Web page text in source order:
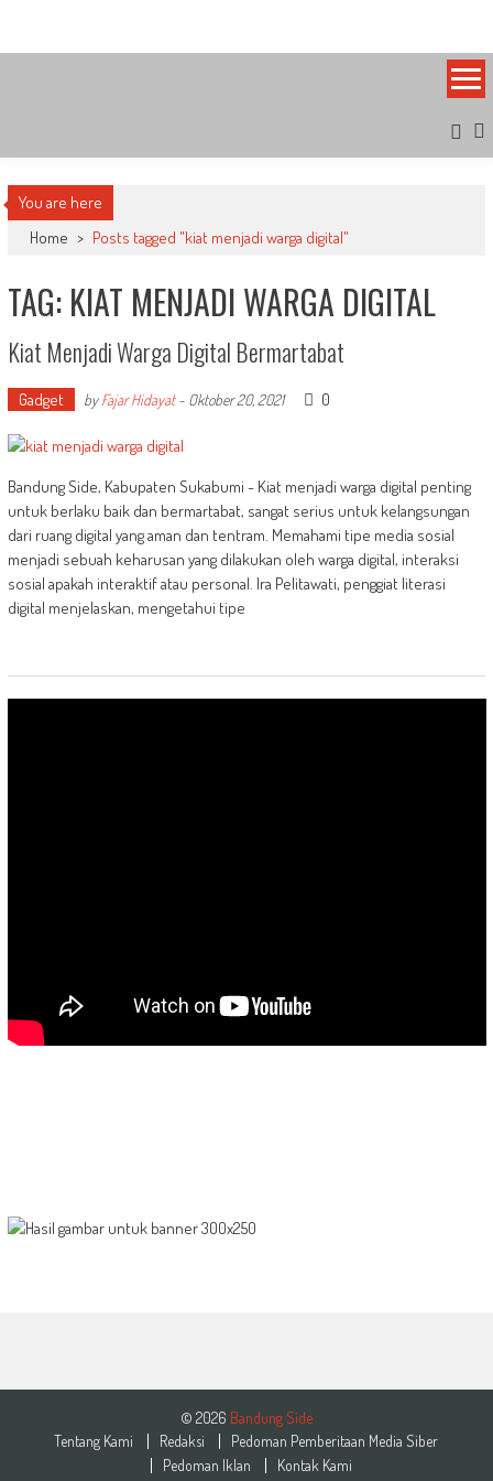
content
You are here
Home > Posts tagged "kiat menjadi warga digital"
TAG: KIAT MENJADI WARGA DIGITAL
Kiat Menjadi Warga Digital Bermartabat
Gadget byFajar Hidayat- Oktober 20, 2021 0
Bandung Side, Kabupaten Sukabumi - Kiat menjadi warga digital penting
untuk berlaku baik dan bermartabat, sangat serius untuk kelangsungan
dari ruang digital yang aman dan tentram. Memahami tipe media sosial
menjadi sebuah keharusan yang dilakukan oleh warga digital, interaksi
sosial apakah interaktif atau personal. Ira Pelitawati, penggiat literasi
digital menjelaskan, mengetahui tipe
© 2026 Bandung Side
Tentang Kami
Redaksi
Pedoman Pemberitaan Media Siber
Pedoman Iklan
Kontak Kami